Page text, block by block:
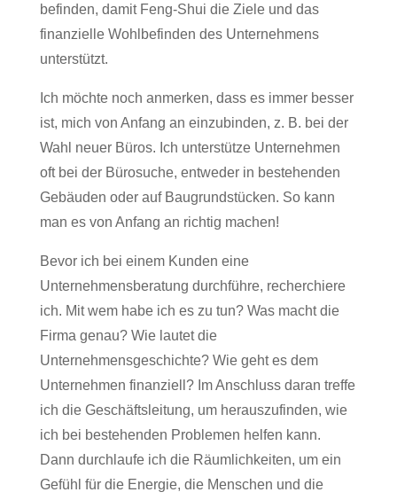
befinden, damit Feng-Shui die Ziele und das
finanzielle Wohlbefinden des Unternehmens
unterstützt.
Ich möchte noch anmerken, dass es immer besser
ist, mich von Anfang an einzubinden, z. B. bei der
Wahl neuer Büros. Ich unterstütze Unternehmen
oft bei der Bürosuche, entweder in bestehenden
Gebäuden oder auf Baugrundstücken. So kann
man es von Anfang an richtig machen!
Bevor ich bei einem Kunden eine
Unternehmensberatung durchführe, recherchiere
ich. Mit wem habe ich es zu tun? Was macht die
Firma genau? Wie lautet die
Unternehmensgeschichte? Wie geht es dem
Unternehmen finanziell? Im Anschluss daran treffe
ich die Geschäftsleitung, um herauszufinden, wie
ich bei bestehenden Problemen helfen kann.
Dann durchlaufe ich die Räumlichkeiten, um ein
Gefühl für die Energie, die Menschen und die